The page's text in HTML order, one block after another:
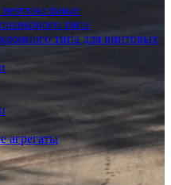
вертикальные
типа
типа для винтовых
агрегаты